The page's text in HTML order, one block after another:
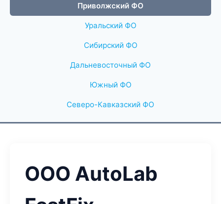
Приволжский ФО
Уральский ФО
Сибирский ФО
Дальневосточный ФО
Южный ФО
Северо-Кавказский ФО
ООО AutoLab